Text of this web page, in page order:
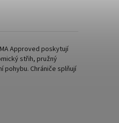
Approved poskytují
střih, pružný
pohybu. Chrániče splňují